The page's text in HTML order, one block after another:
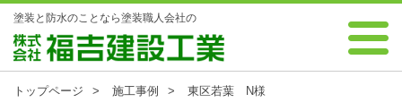
塗装と防水のことなら塗装職人会社の
0120-88-7343 受付時間 8:00～18:00 年中無休
トップページ 施工事例 東区若葉 N様